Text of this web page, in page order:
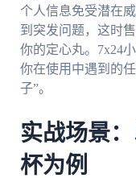
个人信息免受潜在
到突发问题，这时
你的定心丸。7x24
你在使用中遇到的
子”。
实战场景
杯为例